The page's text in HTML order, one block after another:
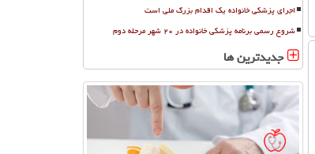
اجرای پزشکی خانواده یک اقدام بزرگ ملی است
شروع رسمی برنامه پزشکی خانواده در ۲۰ شهر مرحله دوم
جدیدترین ها